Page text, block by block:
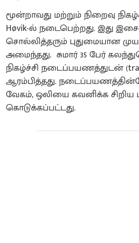
மூன்றாவது மற்றும் நிறைவு
Høvik-ல் நடைபெற்றது. இது
சொல்லித்தரும் புதுமையான
அமைந்தது. சுமார் 35 பேர்
நிகழ்ச்சி நடைப்பயணத்துடன்
ஆரம்பித்தது.
வேகம், ஒலியை கவனிக்க சிறிய
கொடுக்கப்பட்டது.